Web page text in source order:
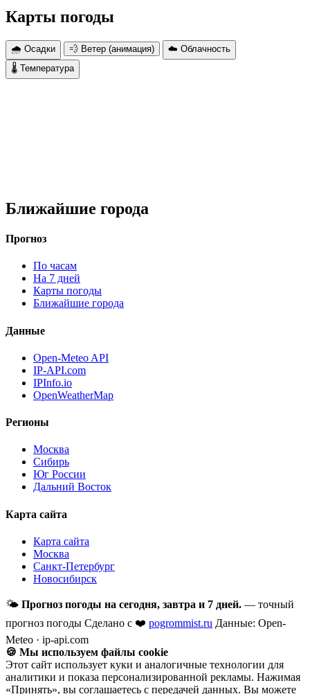
Карты погоды
🌧 Осадки 💨 Ветер (анимация)
☁️ Облачность
🌡 Температура
Ближайшие города
Прогноз
По часам
На 7 дней
Карты погоды
Ближайшие города
Данные
Open-Meteo API
IP-API.com
IPInfo.io
OpenWeatherMap
Регионы
Москва
Сибирь
Юг России
Дальний Восток
Карта сайта
Карта сайта
Москва
Санкт-Петербург
Новосибирск
🌤 Прогноз погоды на сегодня, завтра и 7 дней. — точный
прогноз погоды Сделано с ❤️ pogrommist.ru Данные: Open-
Meteo · ip-api.com
🍪 Мы используем файлы cookie
Этот сайт использует куки и аналогичные технологии для
аналитики и показа персонализированной рекламы. Нажимая
«Принять», вы соглашаетесь с передачей данных. Вы можете